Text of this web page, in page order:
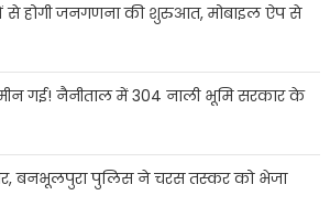
से होगी जनगणना की शुरुआत, मोबाइल ऐप से
गई! नैनीताल में 304 नाली भूमि सरकार के
बनभूलपुरा पुलिस ने चरस तस्कर को भेजा